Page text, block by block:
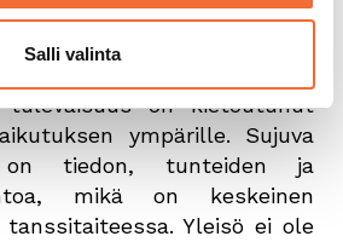
Salli valinta
Raatikko on tila, jossa
aikuiset yhdessä – voivat
tulevaisuus on kietoutunut
ympärille. Sujuva
on tiedon, tunteiden ja
mikä on keskeinen
Yleisö ei ole